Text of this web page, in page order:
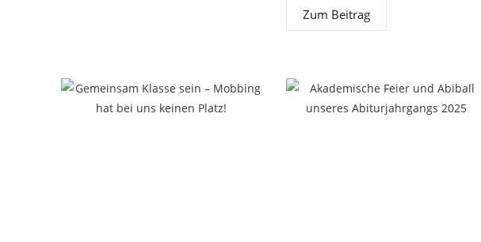
Zum Beitrag